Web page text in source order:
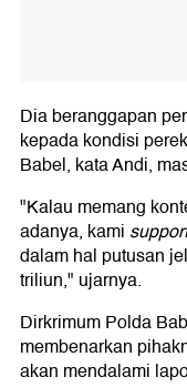
Dia beranggapan
kepada kondisi
Babel, kata Andi,
"Kalau memang
adanya, kami support
dalam hal putusan
triliun," ujarnya.
Dirkrimum Polda
membenarkan
akan mendalami